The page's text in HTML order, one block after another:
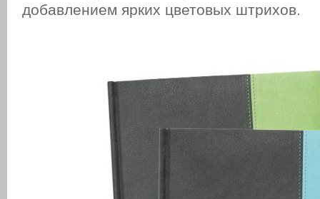
добавлением ярких цветовых штрихов.